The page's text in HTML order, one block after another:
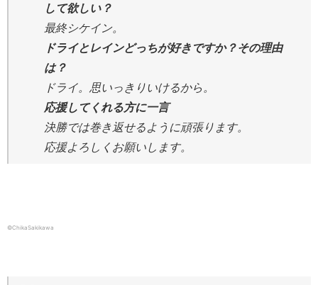
して欲しい？
最終シケイン。
ドライとレインどっちが好きですか？その理由
は？
ドライ。思いっきりいけるから。
応援してくれる方に一言
決勝では巻き返せるように頑張ります。
応援よろしくお願いします。
©ChikaSakikawa